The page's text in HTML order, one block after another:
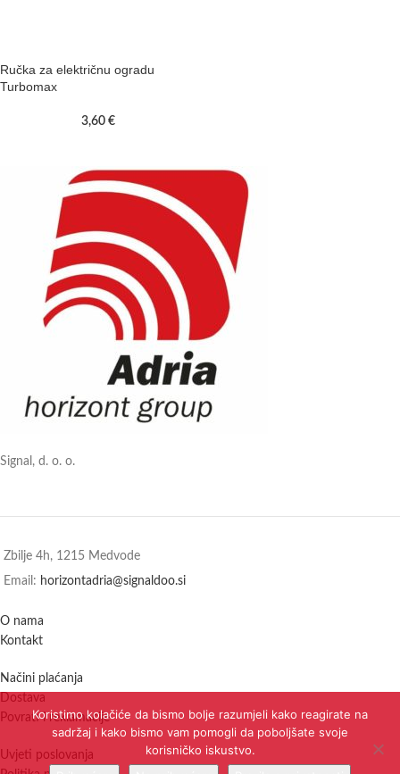
Ručka za električnu ogradu
Turbomax
3,60 €
Signal, d. o. o.
Zbilje 4h, 1215 Medvode
Email: horizontadria@signaldoo.si
O nama
Kontakt
Načini plaćanja
Dostava
Povrati i reklamacije
Uvjeti poslovanja
Koristimo kolačiće da bismo bolje razumjeli kako reagirate na
sadržaj i kako bismo vam pomogli da poboljšate svoje
korisničko iskustvo.